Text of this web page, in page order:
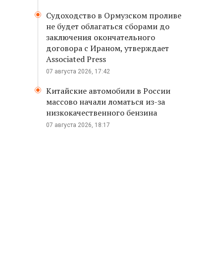
Судоходство в Ормузском проливе
не будет облагаться сборами до
заключения окончательного
договора с Ираном, утверждает
Associated Press
07 августа 2026, 17:42
Китайские автомобили в России
массово начали ломаться из-за
низкокачественного бензина
07 августа 2026, 18:17